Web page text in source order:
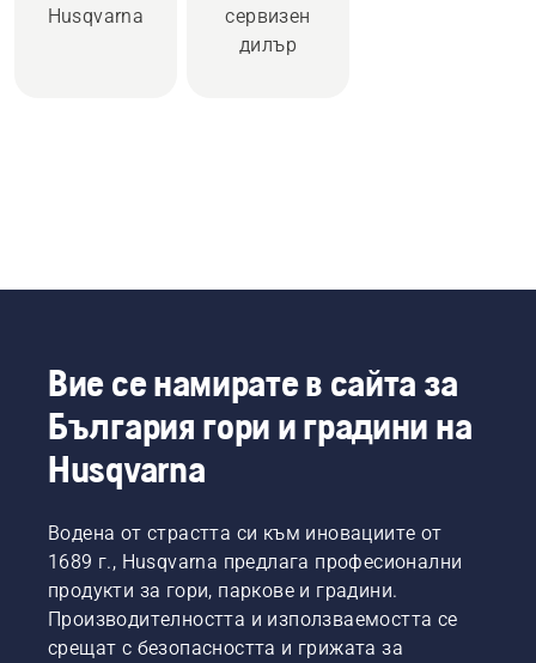
Husqvarna
сервизен
дилър
Вие се намирате в сайта за
България гори и градини на
Husqvarna
Водена от страстта си към иновациите от
1689 г., Husqvarna предлага професионални
продукти за гори, паркове и градини.
Производителността и използваемостта се
срещат с безопасността и грижата за